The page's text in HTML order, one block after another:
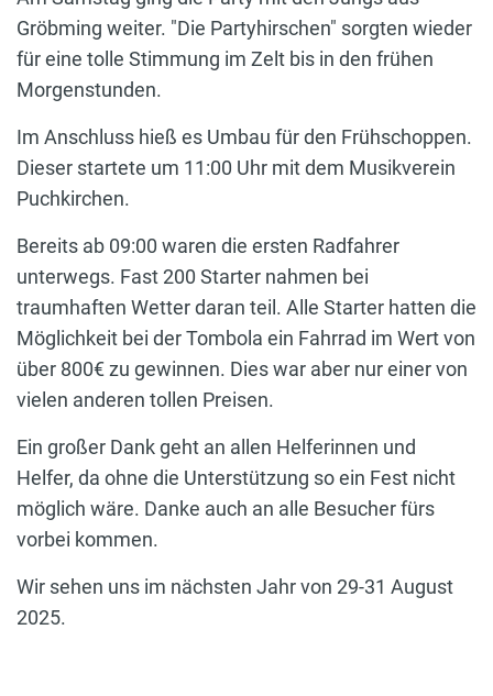
Gröbming weiter. "Die Partyhirschen" sorgten wieder
für eine tolle Stimmung im Zelt bis in den frühen
Morgenstunden.
Im Anschluss hieß es Umbau für den Frühschoppen.
Dieser startete um 11:00 Uhr mit dem Musikverein
Puchkirchen.
Bereits ab 09:00 waren die ersten Radfahrer
unterwegs. Fast 200 Starter nahmen bei
traumhaften Wetter daran teil. Alle Starter hatten die
Möglichkeit bei der Tombola ein Fahrrad im Wert von
über 800€ zu gewinnen. Dies war aber nur einer von
vielen anderen tollen Preisen.
Ein großer Dank geht an allen Helferinnen und
Helfer, da ohne die Unterstützung so ein Fest nicht
möglich wäre. Danke auch an alle Besucher fürs
vorbei kommen.
Wir sehen uns im nächsten Jahr von 29-31 August
2025.